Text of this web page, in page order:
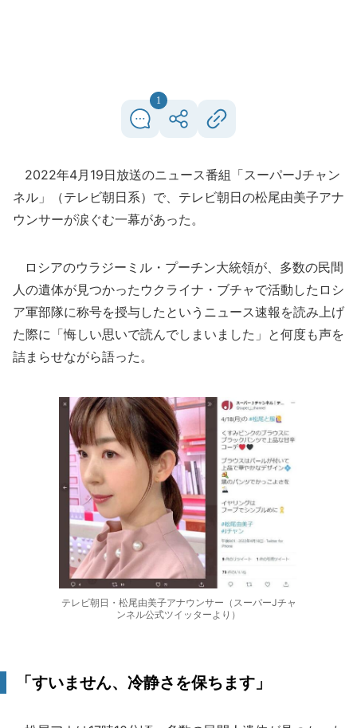
1
2022年4月19日放送のニュース番組「スーパーJチャン
ネル」（テレビ朝日系）で、テレビ朝日の松尾由美子アナ
ウンサーが涙ぐむ一幕があった。
ロシアのウラジーミル・プーチン大統領が、多数の民間
人の遺体が見つかったウクライナ・ブチャで活動したロシ
ア軍部隊に称号を授与したというニュース速報を読み上げ
た際に「悔しい思いで読んでしまいました」と何度も声を
詰まらせながら語った。
テレビ朝日・松尾由美子アナウンサー（スーパーJチャ
ンネル公式ツイッターより）
「すいません、冷静さを保ちます」